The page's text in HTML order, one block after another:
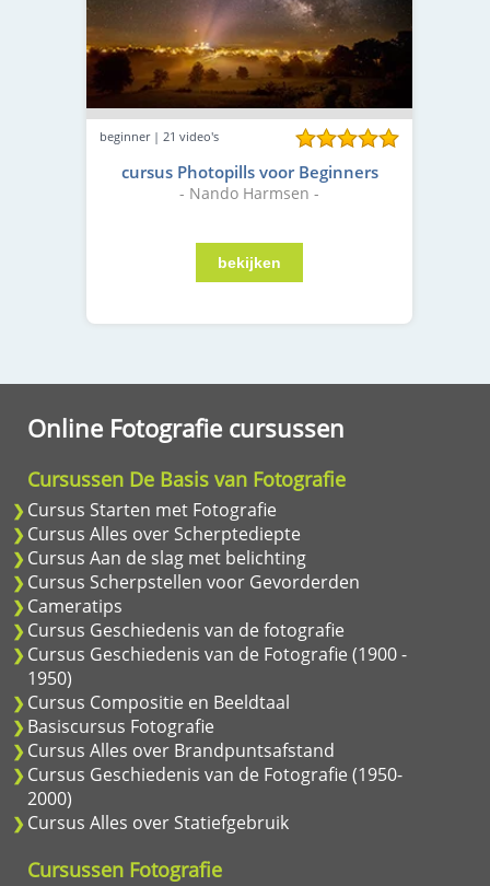
beginner | 21 video's
cursus Photopills voor Beginners
- Nando Harmsen -
Online Fotografie cursussen
Cursussen De Basis van Fotografie
Cursus Starten met Fotografie
Cursus Alles over Scherptediepte
Cursus Aan de slag met belichting
Cursus Scherpstellen voor Gevorderden
Cameratips
Cursus Geschiedenis van de fotografie
Cursus Geschiedenis van de Fotografie (1900 -
1950)
Cursus Compositie en Beeldtaal
Basiscursus Fotografie
Cursus Alles over Brandpuntsafstand
Cursus Geschiedenis van de Fotografie (1950-
2000)
Cursus Alles over Statiefgebruik
Cursussen Fotografie